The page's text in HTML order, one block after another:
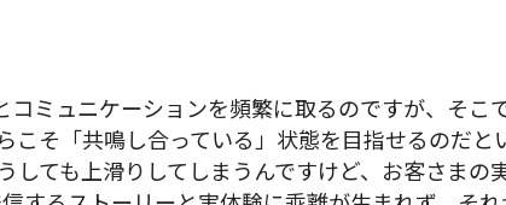
コミュニケーションを頻繁に取るのですが、そこ
こそ「共鳴し合っている」状態を目指せるのだと
しても上滑りしてしまうんですけど、お客さまの